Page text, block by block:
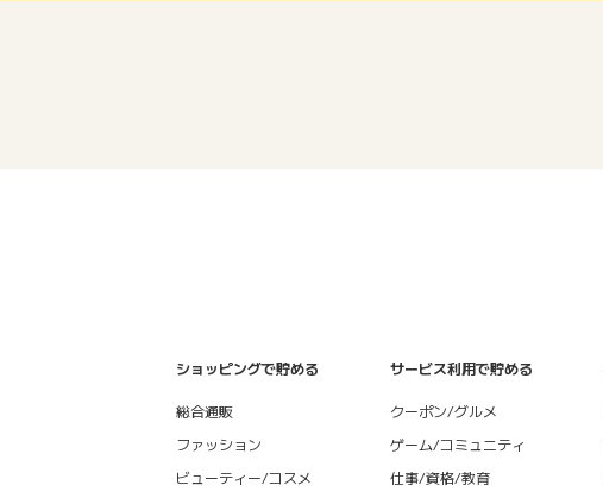
ショッピングで貯める
総合通販
ファッション
ビューティー/コスメ
サービス利用で貯める
クーポン/グルメ
ゲーム/コミュニティ
仕事/資格/教育